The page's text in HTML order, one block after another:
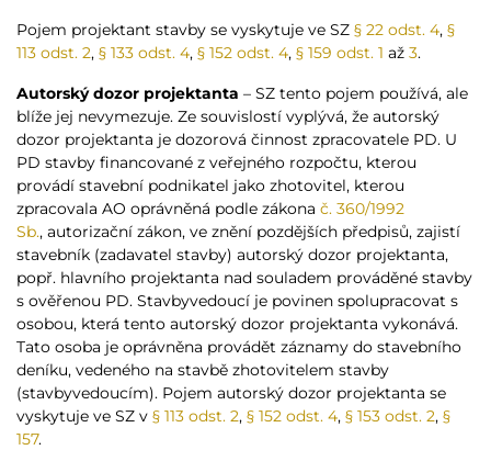
Pojem projektant stavby se vyskytuje ve SZ § 22 odst. 4, §
113 odst. 2, § 133 odst. 4, § 152 odst. 4, § 159 odst. 1 až 3.
Autorský dozor projektanta – SZ tento pojem používá, ale
blíže jej nevymezuje. Ze souvislostí vyplývá, že autorský
dozor projektanta je dozorová činnost zpracovatele PD. U
PD stavby financované z veřejného rozpočtu, kterou
provádí stavební podnikatel jako zhotovitel, kterou
zpracovala AO oprávněná podle zákona č. 360/1992
Sb., autorizační zákon, ve znění pozdějších předpisů, zajistí
stavebník (zadavatel stavby) autorský dozor projektanta,
popř. hlavního projektanta nad souladem prováděné stavby
s ověřenou PD. Stavbyvedoucí je povinen spolupracovat s
osobou, která tento autorský dozor projektanta vykonává.
Tato osoba je oprávněna provádět záznamy do stavebního
deníku, vedeného na stavbě zhotovitelem stavby
(stavbyvedoucím). Pojem autorský dozor projektanta se
vyskytuje ve SZ v § 113 odst. 2, § 152 odst. 4, § 153 odst. 2, §
157.